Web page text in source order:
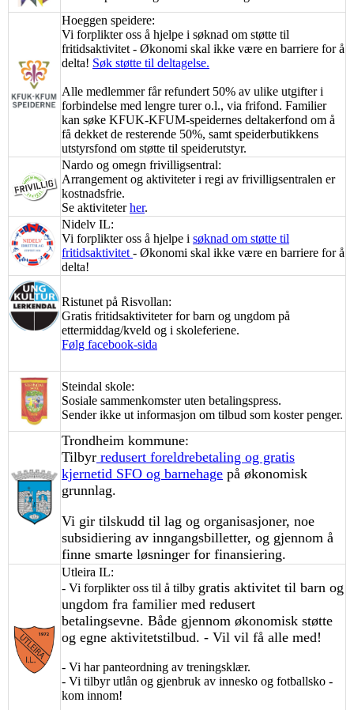
Hoeggen speidere:
Vi forplikter oss å hjelpe i søknad om støtte til
fritidsaktivitet - Økonomi skal ikke være en barriere for å
delta! Søk støtte til deltagelse.
Alle medlemmer får refundert 50% av ulike utgifter i
forbindelse med lengre turer o.l., via frifond. Familier
kan søke KFUK-KFUM-speidernes deltakerfond om å
få dekket de resterende 50%, samt speiderbutikkens
utstyrsfond om støtte til speiderutstyr.
Nardo og omegn frivilligsentral:
Arrangement og aktiviteter i regi av frivilligsentralen er
kostnadsfrie.
Se aktiviteterher.
Nidelv IL:
Vi forplikter oss å hjelpe i søknad om støtte til
fritidsaktivitet - Økonomi skal ikke være en barriere for å
delta!
Ristunet på Risvollan:
Gratis fritidsaktiviteter for barn og ungdom på
ettermiddag/kveld og i skoleferiene.
Følg facebook-sida
Steindal skole:
Sosiale sammenkomster uten betalingspress.
Sender ikke ut informasjon om tilbud som koster penger.
Trondheim kommune:
Tilbyr redusert foreldrebetaling og gratis
kjernetid SFO og barnehage på økonomisk
grunnlag.
Vi gir tilskudd til lag og organisasjoner, noe
subsidiering av inngangsbilletter, og gjennom å
finne smarte løsninger for finansiering.
Utleira IL:
- Vi forplikter oss til å tilby gratis aktivitet til barn og
ungdom fra familier med redusert
betalingsevne. Både gjennom økonomisk støtte
og egne aktivitetstilbud. - Vil vil få alle med!
- Vi har panteordning av treningsklær.
- Vi tilbyr utlån og gjenbruk av innesko og fotballsko -
kom innom!